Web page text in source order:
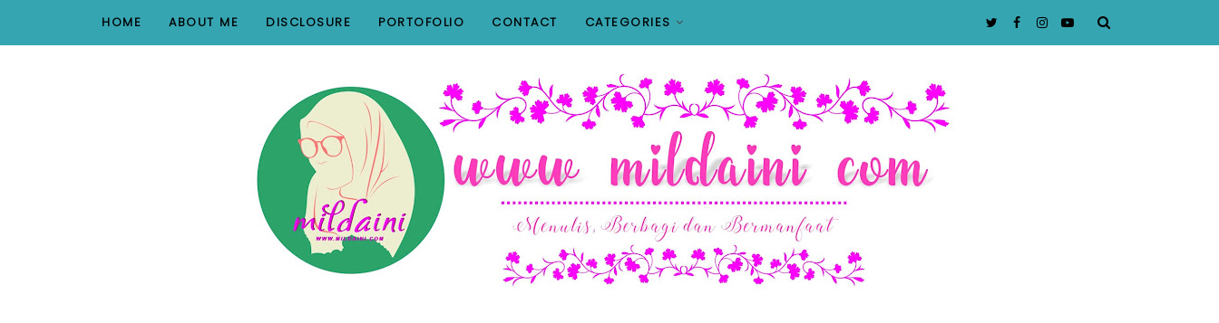
HOME ABOUT ME DISCLOSURE PORTOFOLIO CONTACT CATEGORIES